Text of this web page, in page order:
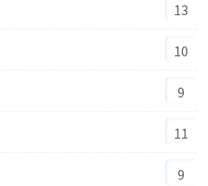
13
10
9
11
9